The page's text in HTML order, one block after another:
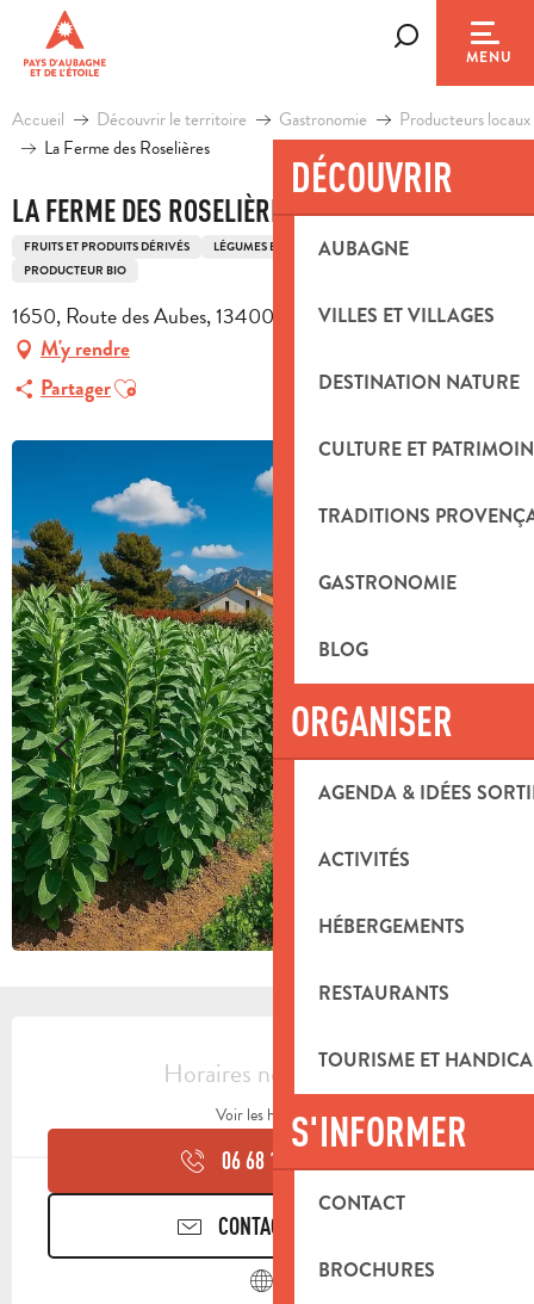
contenu
principal
MENU
DÉCOUVRIR
AUBAGNE
VILLES ET VILLAGES
DESTINATION NATURE
CULTURE ET
TRADITIONS
GASTRONOMIE
BLOG
ORGANISER
AGENDA & IDÉES
ACTIVITÉS
HÉBERGEMENTS
RESTAURANTS
TOURISME ET
S'INFORMER
CONTACT
BROCHURES
Accueil Découvrir le territoire Gastronomie
Producteurs locaux
La Ferme des Roselières
LA FERME DES ROSELIÈRES
FRUITS ET PRODUITS DÉRIVÉS
LÉGUMES ET PRODUITS DÉRIVÉS
PRODUCTEUR BIO
1650, Route des Aubes, 13400 Aubagne
M'y rendre
PartagerAjouter aux favoris
OUVERTURE ET COORDONNÉES
Horaires non définis
Voir les horaires
06 68 18 70
CONTACTEZ-NOUS